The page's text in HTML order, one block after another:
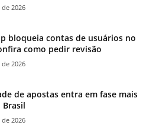
2026
bloqueia contas de usuários no
como pedir revisão
2026
de apostas entra em fase mais
Brasil
2026